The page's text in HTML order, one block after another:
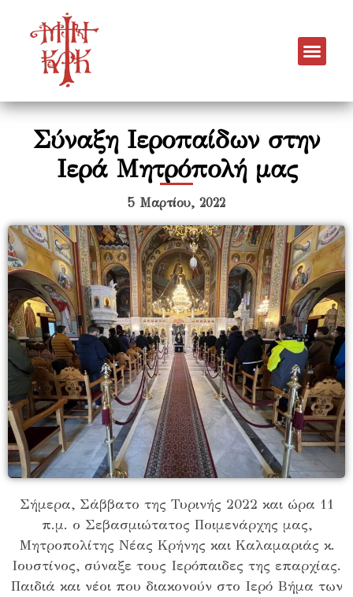
Σύναξη Ιεροπαίδων στην
Ιερά Μητρόπολή μας
5 Μαρτίου, 2022
Σήμερα, Σάββατο της Τυρινής 2022 και ώρα 11
π.μ. ο Σεβασμιώτατος Ποιμενάρχης μας,
Μητροπολίτης Νέας Κρήνης και Καλαμαριάς κ.
Ιουστίνος, σύναξε τους Ιερόπαιδες της επαρχίας.
Παιδιά και νέοι που διακονούν στο Ιερό Βήμα των